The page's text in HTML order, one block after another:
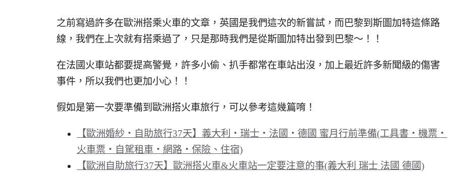
之前寫過許多在歐洲搭乘火車的文章，英國是我們這次的新嘗試，而巴黎到斯圖加特這條路
線，我們在上次就有搭乘過了，只是那時我們是從斯圖加特出發到巴黎～！！
在法國火車站都要提高警覺，許多小偷、扒手都常在車站出沒，加上最近許多新聞級的傷害
事件，所以我們也更加小心！！
假如是第一次要準備到歐洲搭火車旅行，可以參考這幾篇唷！
【歐洲婚紗‧自助旅行37天】義大利‧瑞士‧法國‧德國 蜜月行前準備(工具書‧機票‧
火車票‧自駕租車‧網路‧保險、住宿)
【歐洲自助旅行37天】歐洲搭火車&火車站一定要注意的事(義大利 瑞士 法國 德國)